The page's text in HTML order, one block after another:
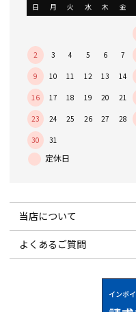
日 月 火 水 木 金
2 3 4 5 6 7
9 10 11 12 13 14
16 17 18 19 20 21
23 24 25 26 27 28
30 31
当店について
よくあるご質問